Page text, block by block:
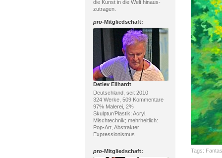
die Kunst in die Welt hinaus-
zutragen.
pro-Mitgliedschaft:
Detlev Eilhardt
Deutschland, seit 2010
324 Werke, 509 Kommentare
97% Malerei, 2%
Skulptur/Plastik; Acryl,
Mischtechnik; mehrheitlich:
Pop-Art, Abstrakter
Expressionismus
pro-Mitgliedschaft: Tags: